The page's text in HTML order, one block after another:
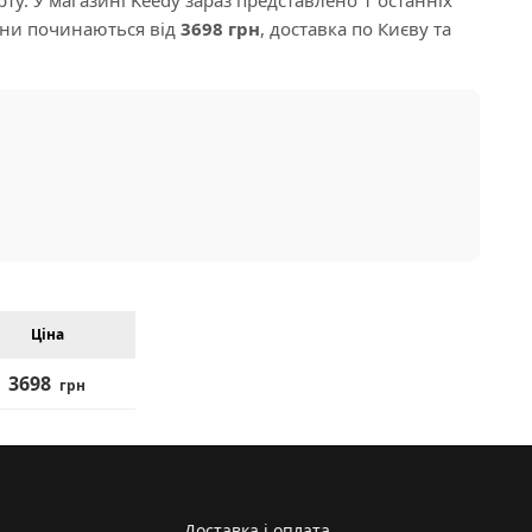
починаються від 3698 грн, доставка по Києву та
Ціна
3698 грн